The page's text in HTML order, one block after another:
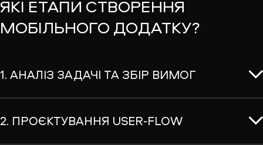
ЯКІ ЕТАПИ СТВОРЕННЯ
МОБІЛЬНОГО ДОДАТКУ?
1. АНАЛІЗ ЗАДАЧІ ТА ЗБІР ВИМОГ
2. ПРОЄКТУВАННЯ USER-FLOW